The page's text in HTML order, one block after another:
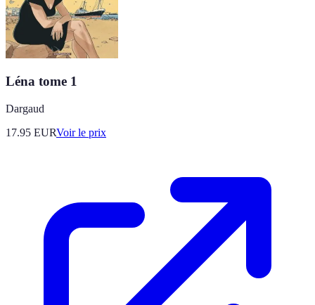
Léna tome 1
Dargaud
17.95 EURVoir le prix